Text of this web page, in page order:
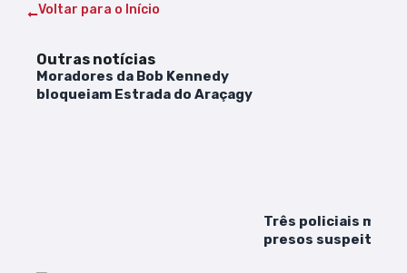
Voltar para o Início
Outras notícias
Moradores da Bob Kennedy
bloqueiam Estrada do Araçagy
Três policiais
presos suspeitos